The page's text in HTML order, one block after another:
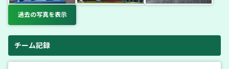
過去の写真を表示
チーム記録